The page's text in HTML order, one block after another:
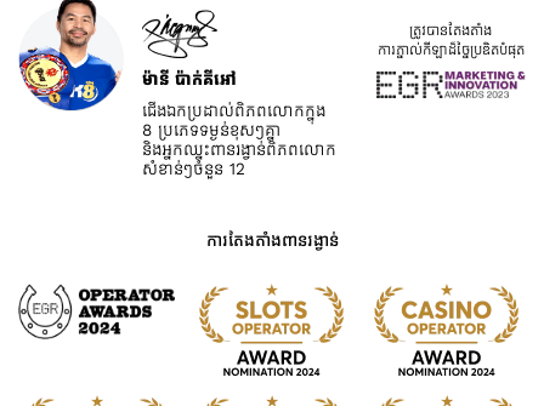
ម៉ានី ប៉ាក់គីអៅ
ជើងឯកប្រដាល់ពិភពលោកក្នុង
8 ប្រភេទទម្ងន់ខុសៗគ្នា
និងអ្នកឈ្នះពានរង្វាន់ពិភពលោក
សំខាន់ៗចំនួន 12
ត្រូវបានតែងតាំង
ការភ្នាល់កីឡាដ៏ច្នៃប្រឌិតបំផុត
ការតែងតាំងពានរង្វាន់